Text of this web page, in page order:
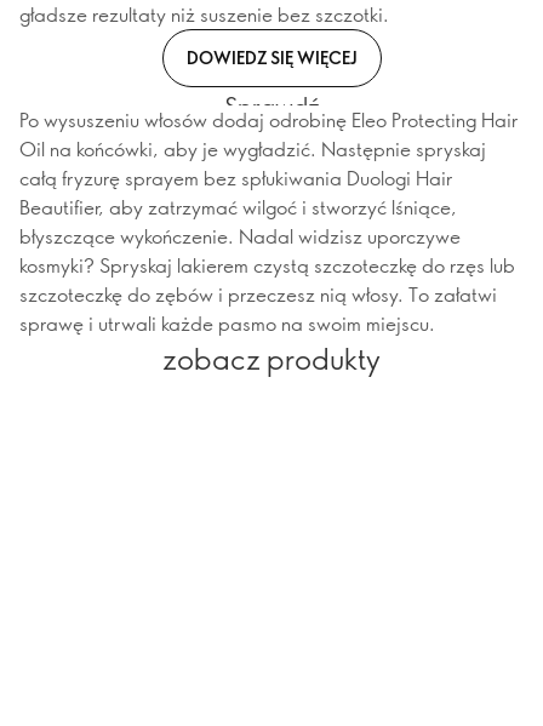
gładsze rezultaty niż suszenie bez szczotki.
DOWIEDZ SIĘ WIĘCEJ
Sprawdź
Po wysuszeniu włosów dodaj odrobinę Eleo Protecting Hair
Oil na końcówki, aby je wygładzić. Następnie spryskaj
całą fryzurę sprayem bez spłukiwania Duologi Hair
Beautifier, aby zatrzymać wilgoć i stworzyć lśniące,
błyszczące wykończenie. Nadal widzisz uporczywe
kosmyki? Spryskaj lakierem czystą szczoteczkę do rzęs lub
szczoteczkę do zębów i przeczesz nią włosy. To załatwi
sprawę i utrwali każde pasmo na swoim miejscu.
zobacz produkty